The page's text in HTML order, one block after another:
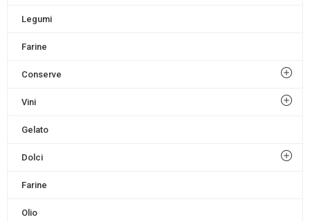
Legumi
Farine
Conserve
Vini
Gelato
Dolci
Farine
Olio